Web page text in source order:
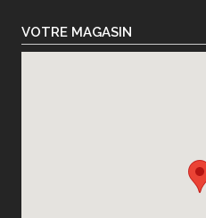
VOTRE MAGASIN